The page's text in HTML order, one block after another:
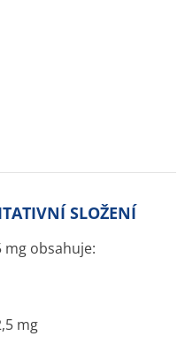
SLOŽENÍ
mg obsahuje:
mg